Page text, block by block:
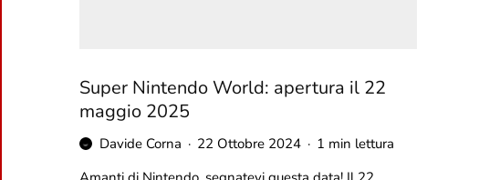
Super Nintendo World: apertura il 22
maggio 2025
Davide Corna · 22 Ottobre 2024 · 1 min lettura